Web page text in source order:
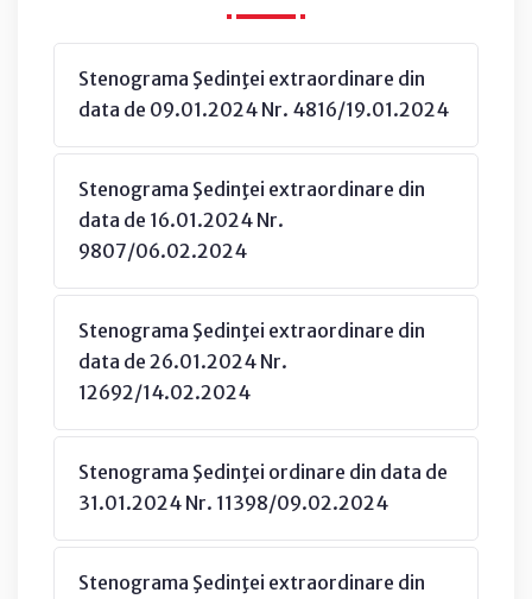
Stenograma Şedinţei extraordinare din
data de 09.01.2024 Nr. 4816/19.01.2024
Stenograma Şedinţei extraordinare din
data de 16.01.2024 Nr.
9807/06.02.2024
Stenograma Şedinţei extraordinare din
data de 26.01.2024 Nr.
12692/14.02.2024
Stenograma Şedinţei ordinare din data de
31.01.2024 Nr. 11398/09.02.2024
Stenograma Şedinţei extraordinare din